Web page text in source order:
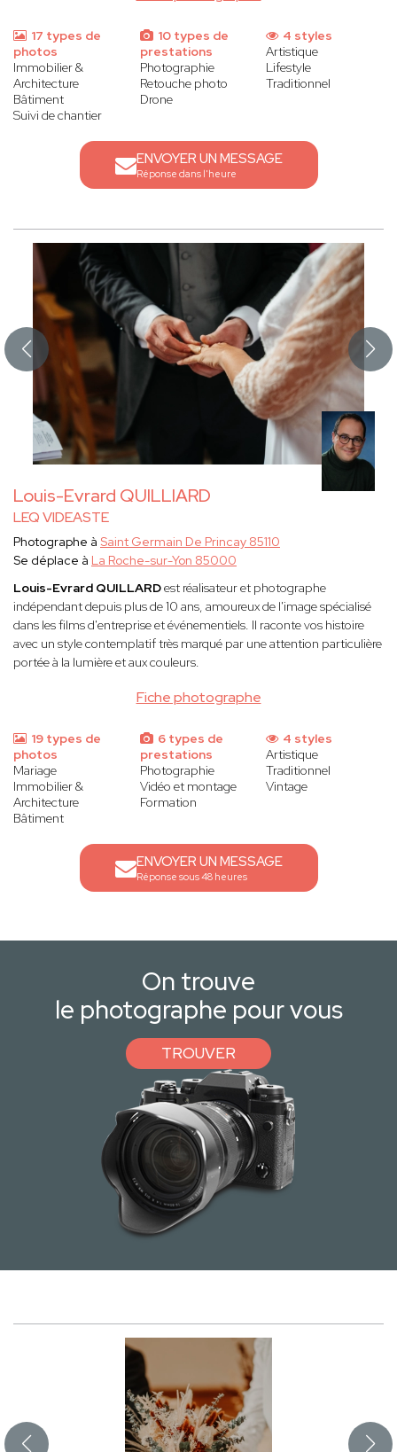
17 types de
photos
Immobilier &
Architecture
Bâtiment
Suivi de chantier
10 types de
prestations
Photographie
Retouche photo
Drone
4 styles
Artistique
Lifestyle
Traditionnel
ENVOYER UN MESSAGE
Réponse dans l'heure
Louis-Evrard QUILLIARD
LEQ VIDEASTE
Fiche photographe
Photographe à Saint Germain De Princay 85110
Se déplace à La Roche-sur-Yon 85000
Louis-Evrard QUILLARDest réalisateur et photographe
indépendant depuis plus de 10 ans, amoureux de l'image spécialisé
dans les films d'entreprise et événementiels. Il raconte vos histoire
avec un style contemplatif très marqué par une attention particulière
portée à la lumière et aux couleurs.
19 types de
photos
Mariage
Immobilier &
Architecture
Bâtiment
6 types de
prestations
Photographie
Vidéo et montage
Formation
4 styles
Artistique
Traditionnel
Vintage
ENVOYER UN MESSAGE
Réponse sous 48 heures
On trouve
le photographe pour vous
TROUVER